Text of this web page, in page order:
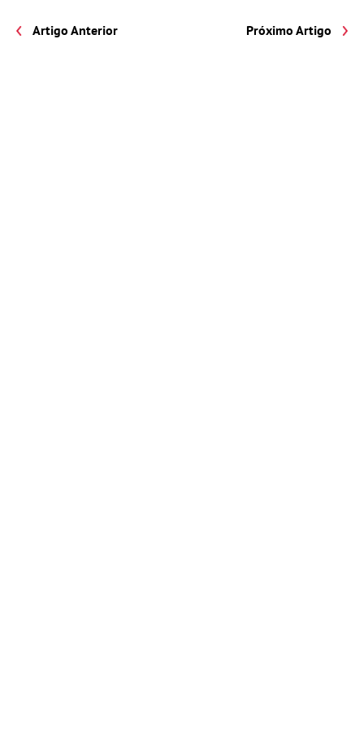
Artigo Anterior Próximo Artigo